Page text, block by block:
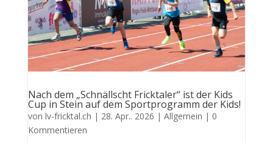
Nach dem „Schnällscht Fricktaler“ ist der Kids
Cup in Stein auf dem Sportprogramm der Kids!
von lv-fricktal.ch | 28. Apr.. 2026 | Allgemein | 0
Kommentieren